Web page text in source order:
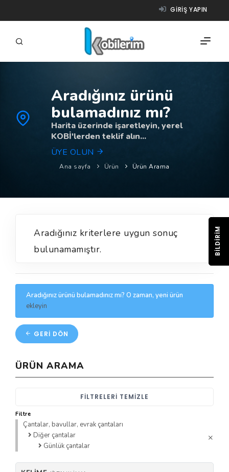
GIRIŞ YAPIN
FIRMALAR
ÜRÜNLER
NASIL ÇALIŞIR?
YARDIM
Aradığınız ürünü
bulamadınız mı?
Harita üzerinde işaretleyin, yerel
KOBİ'lerden teklif alın...
ÜYE OLUN
Ana sayfa Ürün Ürün Arama
Aradığınız kriterlere uygun sonuç
bulunamamıştır.
Aradığınız ürünü bulamadınız mı? O zaman, yeni ürün
ekleyin
GERI DÖN
ÜRÜN ARAMA
FILTRELERI TEMIZLE
Filtre
Çantalar, bavullar, evrak çantaları
Diğer çantalar
Günlük çantalar
BILDIRIM